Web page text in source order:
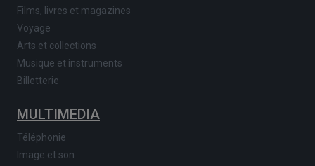
Films, livres et magazines
Voyage
Arts et collections
Musique et instruments
Billetterie
MULTIMEDIA
Téléphonie
Image et son